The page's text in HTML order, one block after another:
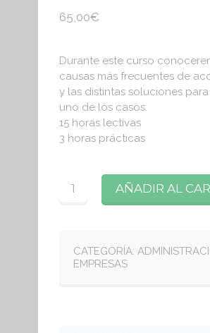
65,00€
Durante este curso
causas más frecuentes de
y las distintas soluciones
uno de los casos.
15 horas lectivas
3 horas prácticas
Cantidad
AÑADIR AL
CATEGORÍA:
EMPRESAS